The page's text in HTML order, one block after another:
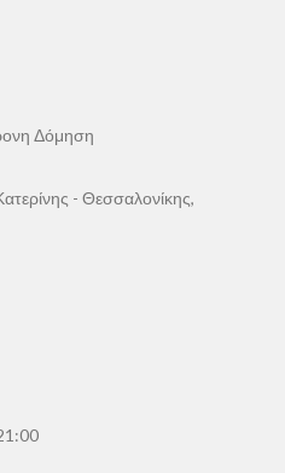
Δόμηση
- Θεσσαλονίκης,